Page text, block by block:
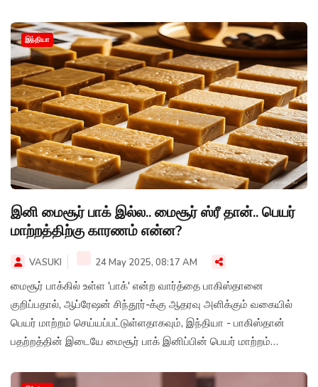
இந்தியா
இனி மைசூர் பாக் இல்ல.. மைசூர் ஸ்ரீ தான்.. பெயர்
மாற்றத்திற்கு காரணம் என்ன?
VASUKI 24 May 2025, 08:17 AM
மைசூர் பாக்கில் உள்ள 'பாக்' என்ற வார்த்தை பாகிஸ்தானை
குறிப்பதால், ஆப்ரேஷன் சிந்தூர்-க்கு ஆதரவு அளிக்கும் வகையில்
பெயர் மாற்றம் செய்யப்பட்டுள்ளதாகவும், இந்தியா - பாகிஸ்தான்
பதற்றத்தின் இடையே மைசூர் பாக் இனிப்பின் பெயர் மாற்றம்